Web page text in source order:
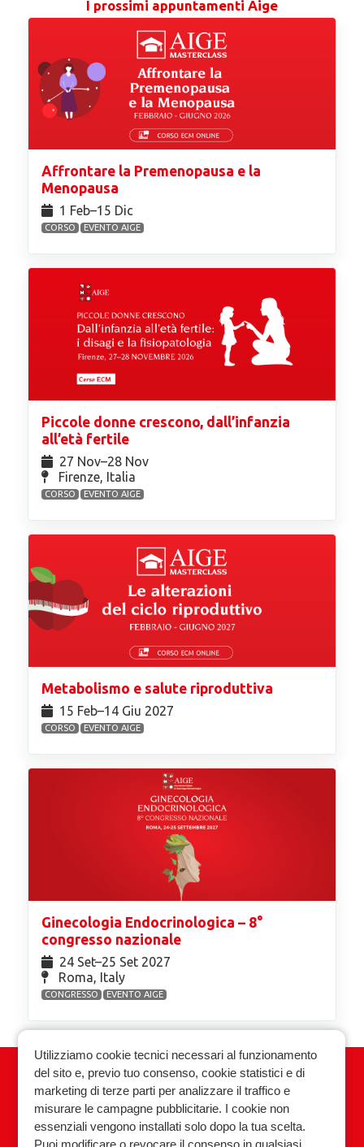
I prossimi appuntamenti Aige
Affrontare la Premenopausa e la
Menopausa
1 Feb⁠–15 Dic
CORSO EVENTO AIGE
Piccole donne crescono, dall’infanzia
all’età fertile
27 Nov⁠–28 Nov
Firenze, Italia
CORSO EVENTO AIGE
Metabolismo e salute riproduttiva
15 Feb⁠–14 Giu 2027
CORSO EVENTO AIGE
Ginecologia Endocrinologica – 8°
congresso nazionale
24 Set⁠–25 Set 2027
Roma, Italy
CONGRESSO EVENTO AIGE
Associazione Italiana Ginecologia
Endocrinologica
Privacy policy Cookie policy
Utilizziamo cookie tecnici necessari al funzionamento
del sito e, previo tuo consenso, cookie statistici e di
marketing di terze parti per analizzare il traffico e
misurare le campagne pubblicitarie. I cookie non
essenziali vengono installati solo dopo la tua scelta.
Puoi modificare o revocare il consenso in qualsiasi